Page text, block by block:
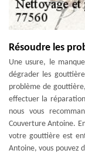
Résoudre les
Une usure, le
dégrader les
problème de
effectuer la
nous vous
Couverture Antoine.
votre gouttière est
Antoine, vous pouvez